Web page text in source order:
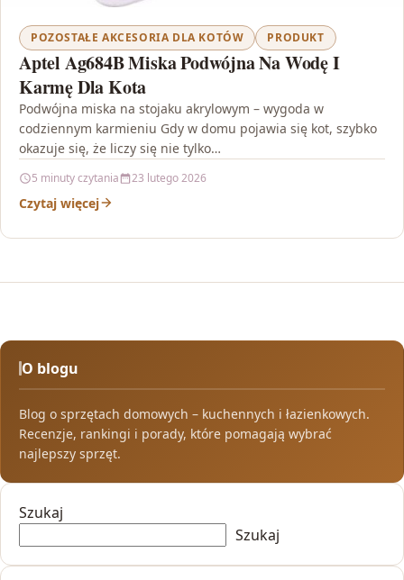
POZOSTAŁE AKCESORIA DLA KOTÓW PRODUKT
Aptel Ag684B Miska Podwójna Na Wodę I
Karmę Dla Kota
Podwójna miska na stojaku akrylowym – wygoda w
codziennym karmieniu Gdy w domu pojawia się kot, szybko
okazuje się, że liczy się nie tylko…
5 minuty czytania 23 lutego 2026
Czytaj więcej
O blogu
Blog o sprzętach domowych – kuchennych i łazienkowych.
Recenzje, rankingi i porady, które pomagają wybrać
najlepszy sprzęt.
Szukaj
Szukaj